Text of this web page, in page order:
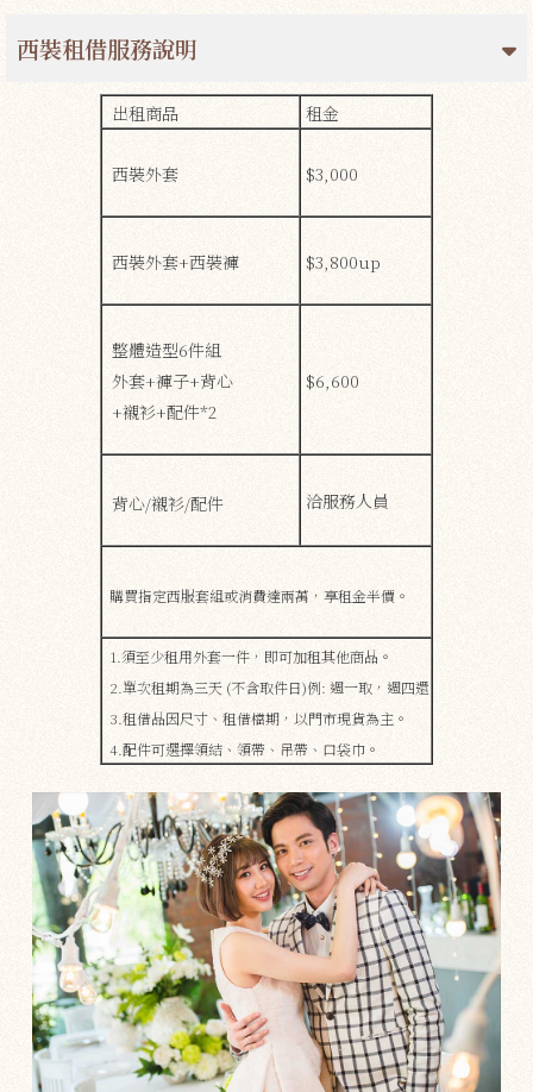
西裝租借服務說明
出租商品 租金
西裝外套 $3,000
西裝外套+西裝褲 $3,800up
整體造型6件組
外套+褲子+背心
+襯衫+配件*2
$6,600
背心/襯衫/配件 洽服務人員
購買指定西服套組或消費達兩萬，享租金半價。
1.須至少租用外套一件，即可加租其他商品。
2.單次租期為三天 (不含取件日)例: 週一取，週四還
3.租借品因尺寸、租借檔期，​​以門市現貨為主。
4.配件可選擇領結、領帶、吊帶、口袋巾。